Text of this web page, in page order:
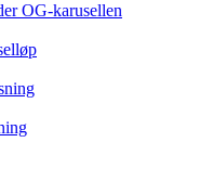
OG-karusellen